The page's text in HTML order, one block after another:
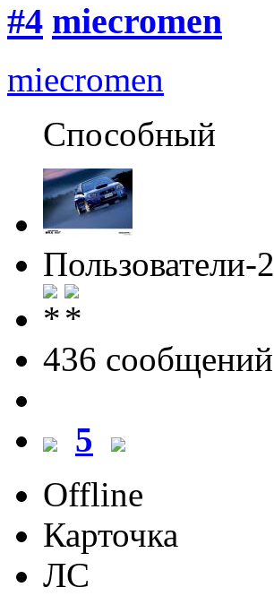
#4 miecromen
miecromen
Способный
Пользователи-2
436 cообщений
5
Offline
Карточка
ЛС